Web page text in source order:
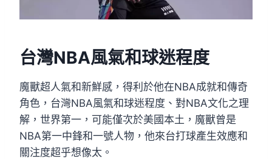
台灣NBA風氣和球迷程度
魔獸超人氣和新鮮感，得利於他在NBA成就和傳奇
角色，台灣NBA風氣和球迷程度、對NBA文化之理
解，世界第一，可能僅次於美國本土，魔獸曾是
NBA第一中鋒和一號人物，他來台打球產生效應和
關注度超乎想像太。